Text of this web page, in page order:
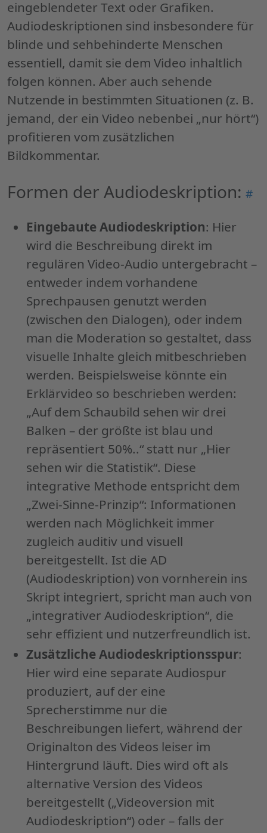
eingeblendeter Text oder Grafiken.
Audiodeskriptionen sind insbesondere für
blinde und sehbehinderte Menschen
essentiell, damit sie dem Video inhaltlich
folgen können. Aber auch sehende
Nutzende in bestimmten Situationen (z. B.
jemand, der ein Video nebenbei „nur hört“)
profitieren vom zusätzlichen
Bildkommentar.
Formen der Audiodeskription: #
Eingebaute Audiodeskription: Hier
wird die Beschreibung direkt im
regulären Video-Audio untergebracht –
entweder indem vorhandene
Sprechpausen genutzt werden
(zwischen den Dialogen), oder indem
man die Moderation so gestaltet, dass
visuelle Inhalte gleich mitbeschrieben
werden. Beispielsweise könnte ein
Erklärvideo so beschrieben werden:
„Auf dem Schaubild sehen wir drei
Balken – der größte ist blau und
repräsentiert 50%..“ statt nur „Hier
sehen wir die Statistik“. Diese
integrative Methode entspricht dem
„Zwei-Sinne-Prinzip“: Informationen
werden nach Möglichkeit immer
zugleich auditiv und visuell
bereitgestellt. Ist die AD
(Audiodeskription) von vornherein ins
Skript integriert, spricht man auch von
„integrativer Audiodeskription“, die
sehr effizient und nutzerfreundlich ist.
Zusätzliche Audiodeskriptionsspur:
Hier wird eine separate Audiospur
produziert, auf der eine
Sprecherstimme nur die
Beschreibungen liefert, während der
Originalton des Videos leiser im
Hintergrund läuft. Dies wird oft als
alternative Version des Videos
bereitgestellt („Videoversion mit
Audiodeskription“) oder – falls der